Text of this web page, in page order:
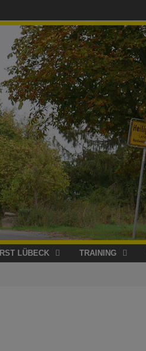
RST LÜBECK TRAINING